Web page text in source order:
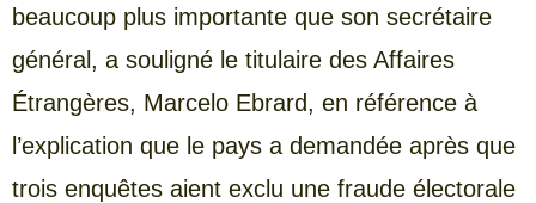
beaucoup plus importante que son secrétaire
général, a souligné le titulaire des Affaires
Étrangères, Marcelo Ebrard, en référence à
l’explication que le pays a demandée après que
trois enquêtes aient exclu une fraude électorale